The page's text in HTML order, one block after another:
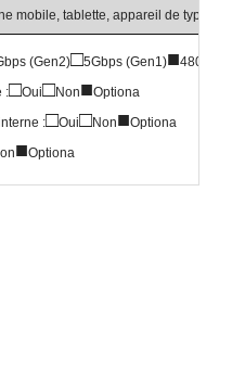
mobile, tablette, appareil de type
(Gen2)□5Gbps (Gen1)■
:□Oui□Non■Optiona
:□Oui□Non■Optiona
■Optiona